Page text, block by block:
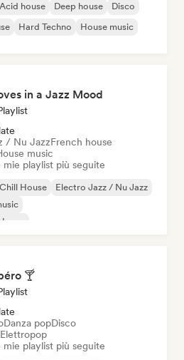
Acid house Deep house
Disco
Hard Techno House music
in a Jazz Mood
/ Nu JazzFrench house
music
playlist più seguite
Chill House
Electro Jazz / Nu Jazz
🍸
Danza popDisco
Elettropop
playlist più seguite